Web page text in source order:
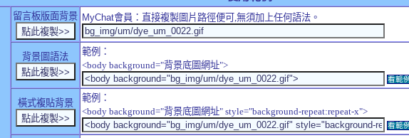
留言板版面背景 MyChat會員：直接複製圖片路徑便可,無須加上任何語法。
背景圖語法
範例：
<body background="背景底圖網址">
看範例
橫式複貼背景
範例：
<body background="背景底圖網址" style="background-repeat:repeat-x">
看範例